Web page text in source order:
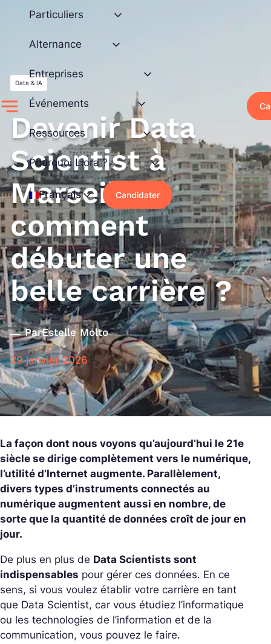
contenu
Particuliers
Alternance
Entreprises
Événements
Ressources
Pourquoi Liora ?
Français Candidater
Data & IA
Devenir Data
Scientist à
Marseille :
comment
débuter une
belle carrière ?
ParEstelle Molto
29 janvier 2026
La façon dont nous voyons qu’aujourd’hui le 21e
siècle se dirige complètement vers le numérique,
l’utilité d’Internet augmente. Parallèlement,
divers types d’instruments connectés au
numérique augmentent aussi en nombre, de
sorte que la quantité de données croît de jour en
jour.
De plus en plus de Data Scientists sont
indispensables pour gérer ces données. En ce
sens, si vous voulez établir votre carrière en tant
que Data Scientist, car vous étudiez l’informatique
ou les technologies de l’information et de la
communication, vous pouvez le faire.